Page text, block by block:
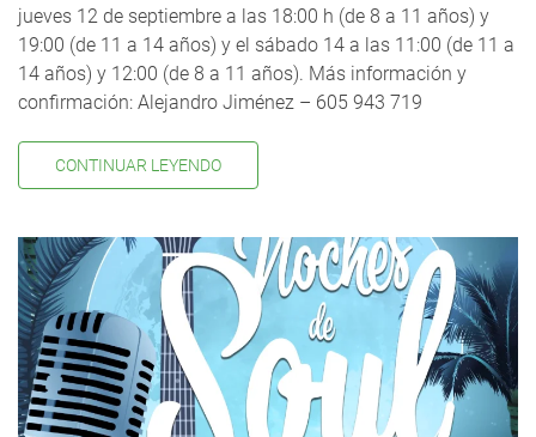
jueves 12 de septiembre a las 18:00 h (de 8 a 11 años) y
19:00 (de 11 a 14 años) y el sábado 14 a las 11:00 (de 11 a
14 años) y 12:00 (de 8 a 11 años). Más información y
confirmación: Alejandro Jiménez – 605 943 719
CONTINUAR LEYENDO